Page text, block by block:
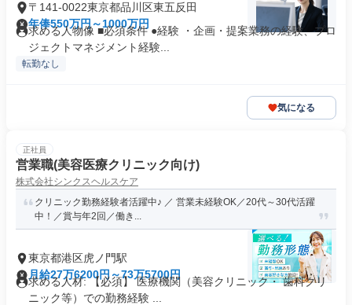
〒141-0022東京都品川区東五反田
年俸550万円～1000万円
求める人物像 ■必須条件 ●経験 ・企画・提案業務の経験、プロ
ジェクトマネジメント経験...
転勤なし
気になる
正社員
営業職(美容医療クリニック向け)
株式会社シンクスヘルスケア
クリニック勤務経験者活躍中♪ ／ 営業未経験OK／20代～30代活躍
中！／賞与年2回／働き...
東京都港区虎ノ門駅
月給27万6200円～73万5700円
求める人材: 【必須】 医療機関（美容クリニック・ 歯科クリ
ニック等）での勤務経験 ...